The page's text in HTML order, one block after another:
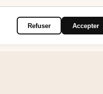
Contact
Refuser Accepter